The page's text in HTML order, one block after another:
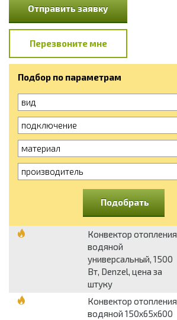
Отправить заявку
Перезвоните мне
Подбор по параметрам
вид
подключение
материал
производитель
Подобрать
Конвектор отопления
водяной
универсальный, 1500
Вт, Denzel, цена за
штуку
Конвектор отопления
водяной 150х65х600